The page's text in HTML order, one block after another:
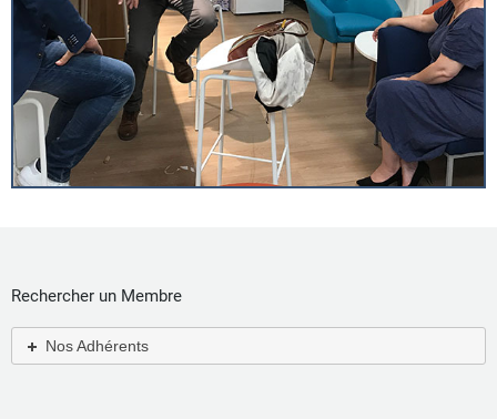
Rechercher un Membre
Nos Adhérents